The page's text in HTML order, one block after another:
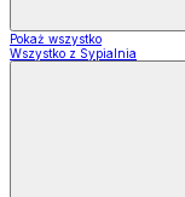
Pokaż wszystko
Wszystko z Sypialnia